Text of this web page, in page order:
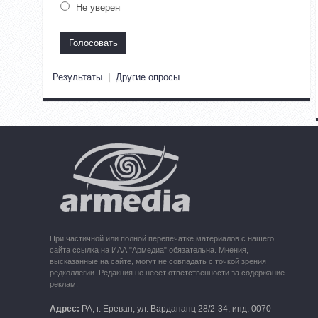
Не уверен
Результаты | Другие опросы
При частичной или полной перепечатке материалов с нашего
сайта ссылка на ИАА "Армедиа" обязательна. Мнения,
высказанные на сайте, могут не совпадать с точкой зрения
редколлегии. Редакция не несет ответственности за содержание
реклам.
Адрес: РА, г. Ереван, ул. Вардананц 28/2-34, инд. 0070